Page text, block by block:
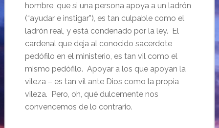
hombre, que si una persona apoya a un ladrón
(“ayudar e instigar”), es tan culpable como el
ladrón real, y está condenado por la ley. El
cardenal que deja al conocido sacerdote
pedófilo en el ministerio, es tan vil como el
mismo pedófilo. Apoyar a los que apoyan la
vileza – es tan vil ante Dios como la propia
vileza. Pero, oh, qué dulcemente nos
convencemos de lo contrario.